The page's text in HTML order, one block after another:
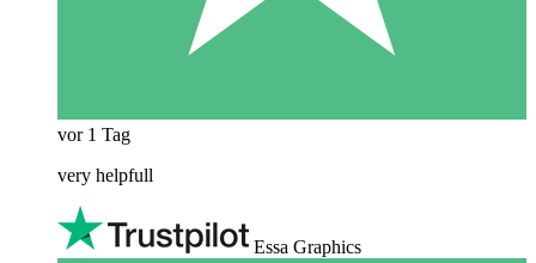
vor 1 Tag
very helpfull
Essa Graphics